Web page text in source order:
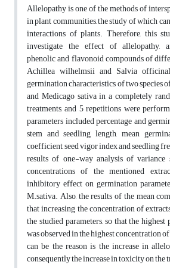
Allelopathy is one of the methods of
in plant communities, the study ‎of which
interactions of plants. Therefore, this
investigate the effect of allelopathy,
phenolic and flavonoid ‎compounds of
Achillea wilhelmsii‏ ‏and Salvia officinalis L. ‎extract on ‎the
germination characteristics of two
and Medicago sativa ‎in a ‎completely
treatments, and 5 repetitions were
parameters included percentage and
stem and seedling ‎length, mean
coefficient, seed vigor index and seedling
results of one-way analysis of
concentrations of ‎the mentioned
inhibitory effect on germination
M.sativa. Also, the results of the mean
that increasing ‎the concentration of
the studied parameters, so that the highest
was observed in the highest concentration
can ‎be the reason is the increase in
consequently the increase in toxicity ‎on the